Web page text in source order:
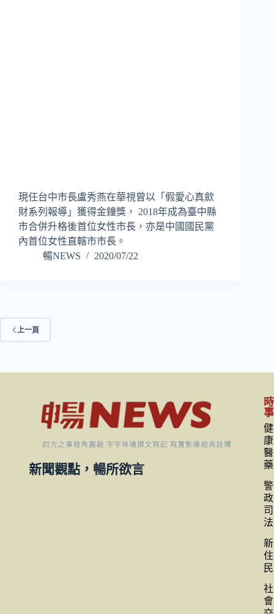
現任台中市長盧秀燕在華視曾以「假愛心真歛
財系列報導」獲得金鐘獎， 2018年成為臺中縣
市合併升格後首位女性市長，亦是中國國民黨
內首位女性直轄市市長。
暢NEWS
2020/07/22
上一頁
新聞觀點，暢所欲言
時
事
健
康
醫
藥
警
政
司
法
新
住
民
社
會